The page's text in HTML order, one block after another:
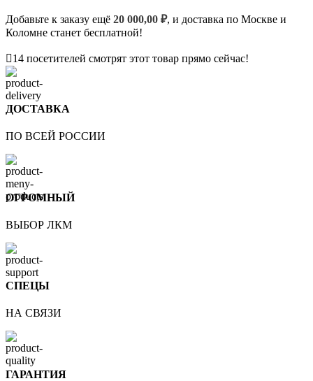
Добавьте к заказу ещё 20 000,00 ₽, и доставка по Москве и
Коломне станет бесплатной!
14 посетителей смотрят этот товар прямо сейчас!
ДОСТАВКА
ПО ВСЕЙ РОССИИ
ОГРОМНЫЙ
ВЫБОР ЛКМ
СПЕЦЫ
НА СВЯЗИ
ГАРАНТИЯ